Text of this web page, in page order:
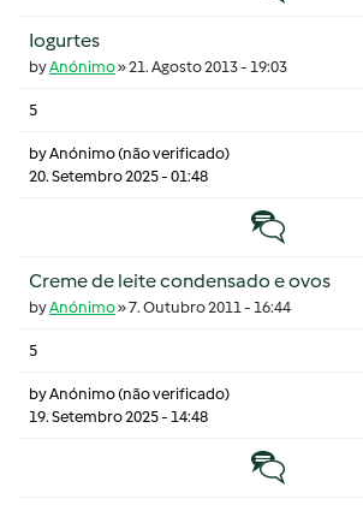
Iogurtes
byAnónimo»21. Agosto 2013 - 19:03
5
byAnónimo (não verificado)
20. Setembro 2025 - 01:48
Tópico normal
Creme de leite condensado e ovos
byAnónimo»7. Outubro 2011 - 16:44
5
byAnónimo (não verificado)
19. Setembro 2025 - 14:48
Tópico normal